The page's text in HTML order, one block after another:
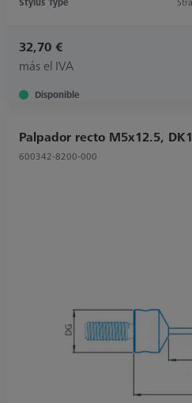
32,70 €
más el IVA
Disponible
Palpador recto M5x12.5,
600342-8200-000